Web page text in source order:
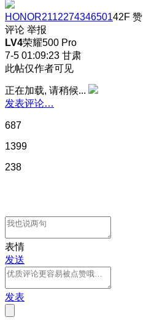
HONOR211227434650142F 赞
评论 举报
LV4荣耀500 Pro
7-5 01:09:23 甘肃
此帖仅作者可见
正在加载, 请稍候...
发表评论…
687
1399
238
表情
发送
发表